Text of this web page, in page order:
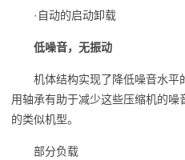
·自动的启动卸载
低噪音，无振动
机体结构实现了降低噪音水平
用轴承有助于减少这些压缩机的
的类似机型。
部分负载